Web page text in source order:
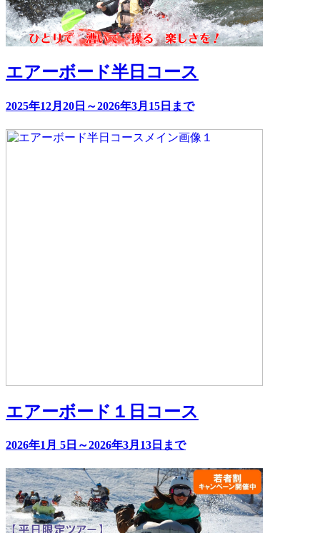
エアーボード半日コース
2025年12月20日～2026年3月15日まで
エアーボード１日コース
2026年1月 5日～2026年3月13日まで